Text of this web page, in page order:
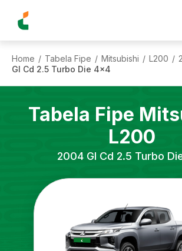
Home / Tabela Fipe / Mitsubishi / L200 /
Gl Cd 2.5 Turbo Die 4x4
Tabela Fipe
L200
2004 Gl Cd 2.5 Turbo